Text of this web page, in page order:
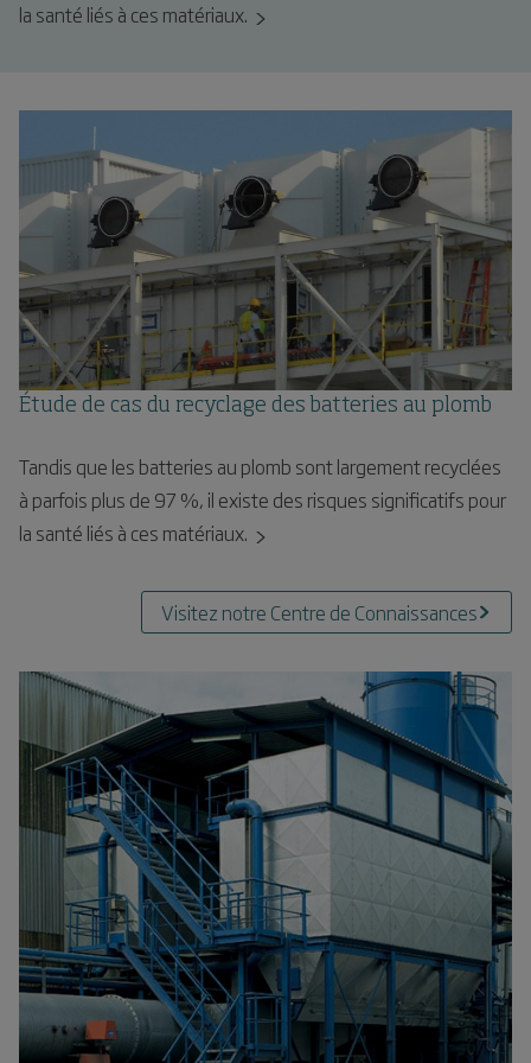
la santé liés à ces matériaux.
Étude de cas du recyclage des batteries au plomb
Tandis que les batteries au plomb sont largement recyclées
à parfois plus de 97 %, il existe des risques significatifs pour
la santé liés à ces matériaux.
Visitez notre Centre de Connaissances